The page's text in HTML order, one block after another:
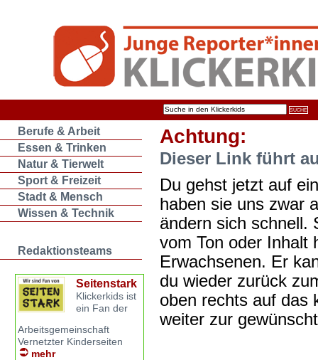
Berufe & Arbeit
Essen & Trinken
Natur & Tierwelt
Sport & Freizeit
Stadt & Mensch
Wissen & Technik
Redaktionsteams
Seitenstark
Klickerkids ist
ein Fan der
Arbeitsgemeinschaft
Vernetzter Kinderseiten
mehr
Achtung:
Dieser Link führt
Du gehst jetzt auf
haben sie uns zwar
ändern sich schnell.
vom Ton oder Inhalt
Erwachsenen. Er
du wieder zurück
oben rechts auf das
weiter zur